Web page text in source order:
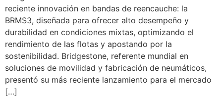
reciente innovación en bandas de reencauche: la
BRMS3, diseñada para ofrecer alto desempeño y
durabilidad en condiciones mixtas, optimizando el
rendimiento de las flotas y apostando por la
sostenibilidad. Bridgestone, referente mundial en
soluciones de movilidad y fabricación de neumáticos,
presentó su más reciente lanzamiento para el mercado
[…]